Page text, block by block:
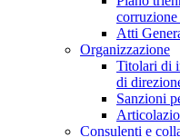
corruzione
Atti
Organizzazione
Titolari di
di
Sanzioni
Consulenti e